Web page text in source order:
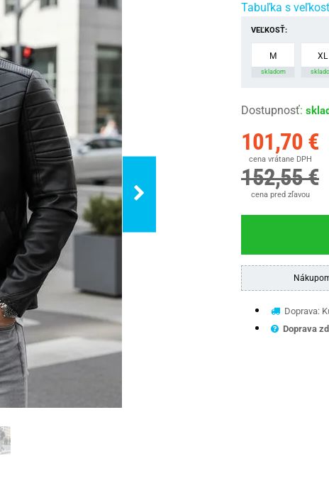
Tabuľka s
VEĽKOSŤ:
M
skladom
XL
Dostupnosť:
101,70 €
cena vrátane DPH
152,55 €
cena pred zľavou
Doprava:
Doprava